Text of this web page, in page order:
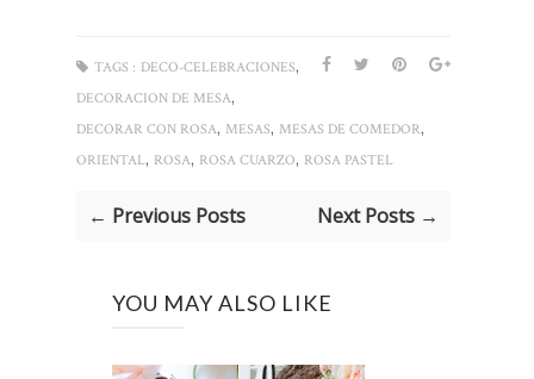
TAGS : DECO-CELEBRACIONES,
DECORACION DE MESA,
DECORAR CON ROSA, MESAS, MESAS DE COMEDOR,
ORIENTAL, ROSA, ROSA CUARZO, ROSA PASTEL
← Previous Posts Next Posts →
YOU MAY ALSO LIKE